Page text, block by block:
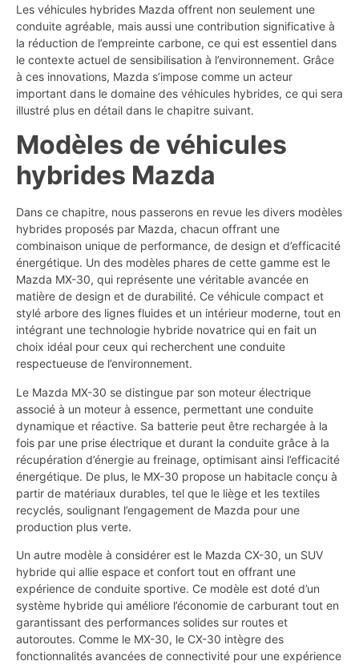
Les véhicules hybrides Mazda offrent non seulement une
conduite agréable, mais aussi une contribution significative à
la réduction de l’empreinte carbone, ce qui est essentiel dans
le contexte actuel de sensibilisation à l’environnement. Grâce
à ces innovations, Mazda s’impose comme un acteur
important dans le domaine des véhicules hybrides, ce qui sera
illustré plus en détail dans le chapitre suivant.
Modèles de véhicules
hybrides Mazda
Dans ce chapitre, nous passerons en revue les divers modèles
hybrides proposés par Mazda, chacun offrant une
combinaison unique de performance, de design et d’efficacité
énergétique. Un des modèles phares de cette gamme est le
Mazda MX-30, qui représente une véritable avancée en
matière de design et de durabilité. Ce véhicule compact et
stylé arbore des lignes fluides et un intérieur moderne, tout en
intégrant une technologie hybride novatrice qui en fait un
choix idéal pour ceux qui recherchent une conduite
respectueuse de l’environnement.
Le Mazda MX-30 se distingue par son moteur électrique
associé à un moteur à essence, permettant une conduite
dynamique et réactive. Sa batterie peut être rechargée à la
fois par une prise électrique et durant la conduite grâce à la
récupération d’énergie au freinage, optimisant ainsi l’efficacité
énergétique. De plus, le MX-30 propose un habitacle conçu à
partir de matériaux durables, tel que le liège et les textiles
recyclés, soulignant l’engagement de Mazda pour une
production plus verte.
Un autre modèle à considérer est le Mazda CX-30, un SUV
hybride qui allie espace et confort tout en offrant une
expérience de conduite sportive. Ce modèle est doté d’un
système hybride qui améliore l’économie de carburant tout en
garantissant des performances solides sur routes et
autoroutes. Comme le MX-30, le CX-30 intègre des
fonctionnalités avancées de connectivité pour une expérience